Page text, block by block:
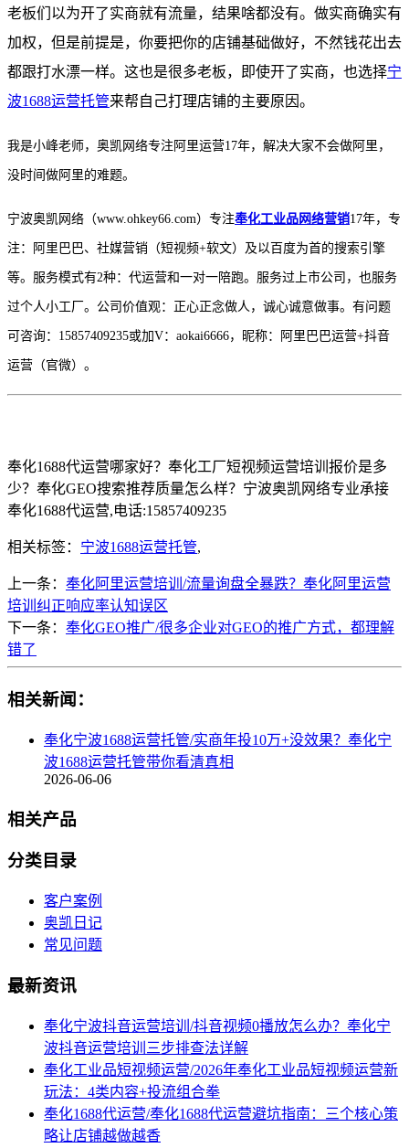
老板们以为开了实商就有流量，结果啥都没有。做实商确实有
加权，但是前提是，你要把你的店铺基础做好，不然钱花出去
都跟打水漂一样。这也是很多老板，即使开了实商，也选择宁
波1688运营托管来帮自己打理店铺的主要原因。
我是小峰老师，奥凯网络专注阿里运营17年，解决大家不会做阿里，
没时间做阿里的难题。
宁波奥凯网络（www.ohkey66.com）专注奉化工业品网络营销17年，专
注：阿里巴巴、社媒营销（短视频+软文）及以百度为首的搜索引擎
等。服务模式有2种：代运营和一对一陪跑。服务过上市公司，也服务
过个人小工厂。公司价值观：正心正念做人，诚心诚意做事。有问题
可咨询：15857409235或加V：aokai6666，昵称：阿里巴巴运营+抖音
运营（官微）。
奉化1688代运营哪家好？奉化工厂短视频运营培训报价是多
少？奉化GEO搜索推荐质量怎么样？宁波奥凯网络专业承接
奉化1688代运营,电话:15857409235
相关标签： 宁波1688运营托管,
上一条： 奉化阿里运营培训/流量询盘全暴跌？奉化阿里运营
培训纠正响应率认知误区
下一条： 奉化GEO推广/很多企业对GEO的推广方式，都理解
错了
相关新闻：
奉化宁波1688运营托管/实商年投10万+没效果？奉化宁
波1688运营托管带你看清真相
2026-06-06
相关产品
分类目录
客户案例
奥凯日记
常见问题
最新资讯
奉化宁波抖音运营培训/抖音视频0播放怎么办？奉化宁
波抖音运营培训三步排查法详解
奉化工业品短视频运营/2026年奉化工业品短视频运营新
玩法：4类内容+投流组合拳
奉化1688代运营/奉化1688代运营避坑指南：三个核心策
略让店铺越做越香